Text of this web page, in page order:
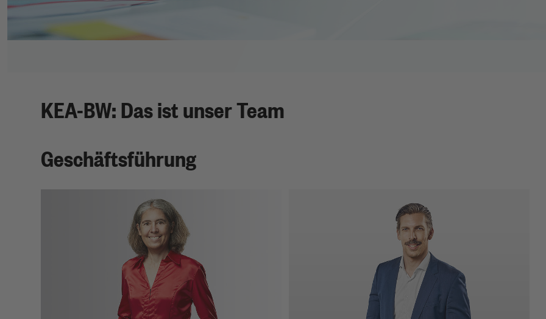
KEA-BW: Das ist unser Team
Geschäftsführung
Prof. Dr.-Ing. Martina
Hofmann
Geschäftsführerin
Dr.-Ing. Elektrotechnik
Telefon: 0711 489825-50
Jan Münster
Dipl.-Umweltwissenschaftler
Telefon: 0721 98471-74